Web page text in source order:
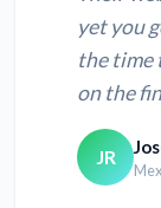
yet you
the time
on the
JR